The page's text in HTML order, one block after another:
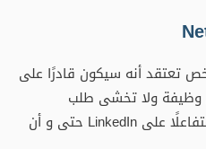
تعتقد أنه سيكون قادرًا على
ولا تخشى طلب
المساعدة. كن نشطًا ومتفاعلًا على LinkedIn حتى و أن